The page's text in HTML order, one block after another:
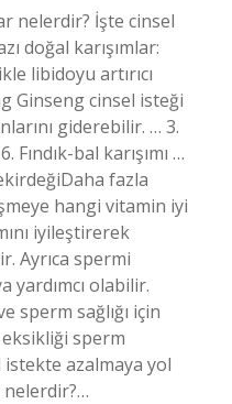
nelerdir? İşte cinsel
doğal karışımlar:
libidoyu artırıcı
Ginseng cinsel isteği
giderebilir. … 3.
bal karışımı …
fazla
hangi vitamin iyi
iyileştirerek
Ayrıca spermi
olabilir.
sperm sağlığı için
sperm
istekte azalmaya yol
nelerdir?…